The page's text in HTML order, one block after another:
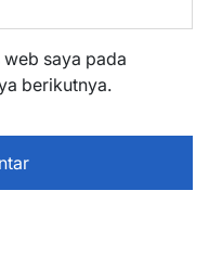
web saya pada
berikutnya.